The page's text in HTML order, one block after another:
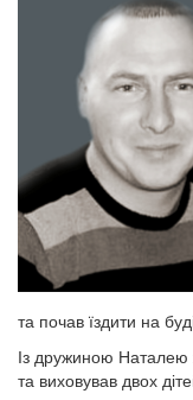
та почав їздити на
Із дружиною Наталею
та виховував двох